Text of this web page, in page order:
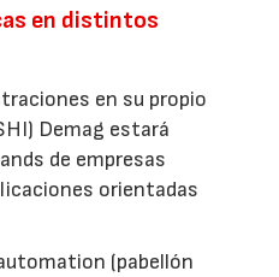
en distintos
en su propio
Demag estará
de empresas
orientadas
(pabellón